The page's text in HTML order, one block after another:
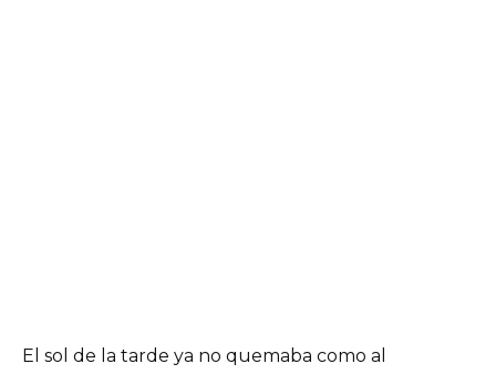
El sol de la tarde ya no quemaba como al